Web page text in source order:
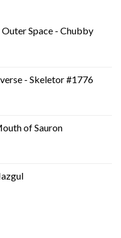
Space - Chubby
- Skeletor #1776
of Sauron